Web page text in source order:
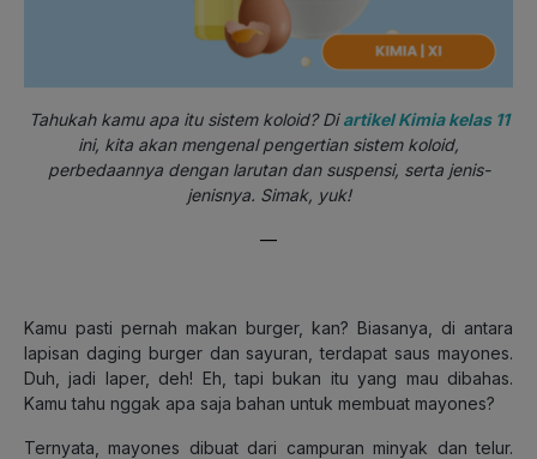
Tahukah kamu apa itu sistem koloid? Diartikel Kimia kelas 11
ini, kita akan mengenal pengertian sistem koloid,
perbedaannya dengan larutan dan suspensi, serta jenis-
jenisnya. Simak, yuk!
—
Kamu pasti pernah makan burger, kan? Biasanya, di antara
lapisan daging burger dan sayuran, terdapat saus mayones.
Duh, jadi laper, deh! Eh, tapi bukan itu yang mau dibahas.
Kamu tahu nggak apa saja bahan untuk membuat mayones?
Ternyata, mayones dibuat dari campuran minyak dan telur.